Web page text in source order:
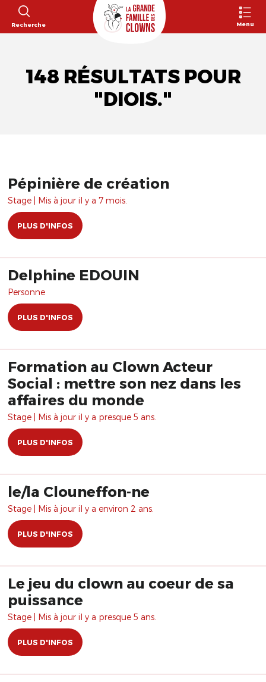
Recherche Menu
148 RÉSULTATS POUR
"DIOIS."
Pépinière de création
Stage | Mis à jour il y a 7 mois.
PLUS D'INFOS
Delphine EDOUIN
Personne
PLUS D'INFOS
Formation au Clown Acteur
Social : mettre son nez dans les
affaires du monde
Stage | Mis à jour il y a presque 5 ans.
PLUS D'INFOS
le/la Clouneffon-ne
Stage | Mis à jour il y a environ 2 ans.
PLUS D'INFOS
Le jeu du clown au coeur de sa
puissance
Stage | Mis à jour il y a presque 5 ans.
PLUS D'INFOS